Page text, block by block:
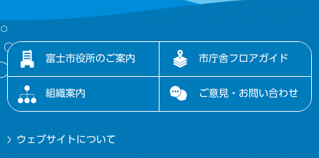
富士市役所のご案内 市庁舎フロアガイド
組織案内 ご意見・お問い合わせ
ウェブサイトについて